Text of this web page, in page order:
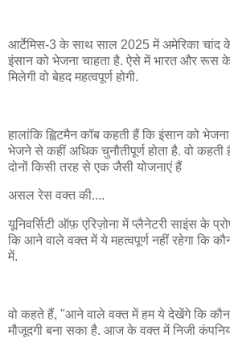
आर्टेमिस-3 के साथ साल 2025 में अमेरिका चांद
इंसान को भेजना चाहता है. ऐसे में भारत और रूस
मिलेगी वो बेहद महत्वपूर्ण होगी.
हालांकि ह्विटमैन कॉब कहती हैं कि इंसान को
भेजने से कहीं अधिक चुनौतीपूर्ण होता है. वो
दोनों किसी तरह से एक जैसी योजनाएं हैं
असल रेस वक्त की....
यूनिवर्सिटी ऑफ़ एरिज़ोना में प्लैनेटरी साइंस के
कि आने वाले वक्त में ये महत्वपूर्ण नहीं रहेगा कि
में.
वो कहते हैं, "आने वाले वक्त में हम ये देखेंगे कि
मौजूदगी बना सका है. आज के वक्त में निजी